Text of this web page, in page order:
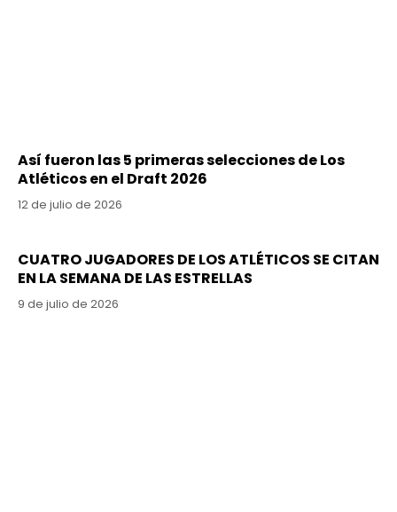
Así fueron las 5 primeras selecciones de Los
Atléticos en el Draft 2026
12 de julio de 2026
CUATRO JUGADORES DE LOS ATLÉTICOS SE CITAN
EN LA SEMANA DE LAS ESTRELLAS
9 de julio de 2026